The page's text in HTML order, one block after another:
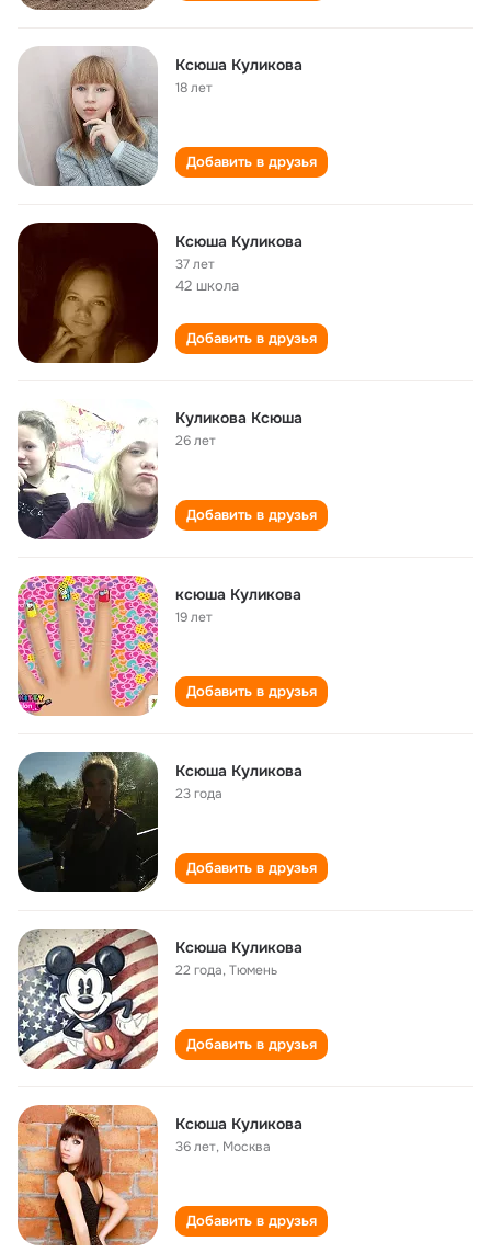
Ксюша Куликова
18 лет
Добавить в друзья
Ксюша Куликова
37 лет
42 школа
Добавить в друзья
Куликова Ксюша
26 лет
Добавить в друзья
ксюша Куликова
19 лет
Добавить в друзья
Ксюша Куликова
23 года
Добавить в друзья
Ксюша Куликова
22 года,Тюмень
Добавить в друзья
Ксюша Куликова
36 лет, Москва
Добавить в друзья